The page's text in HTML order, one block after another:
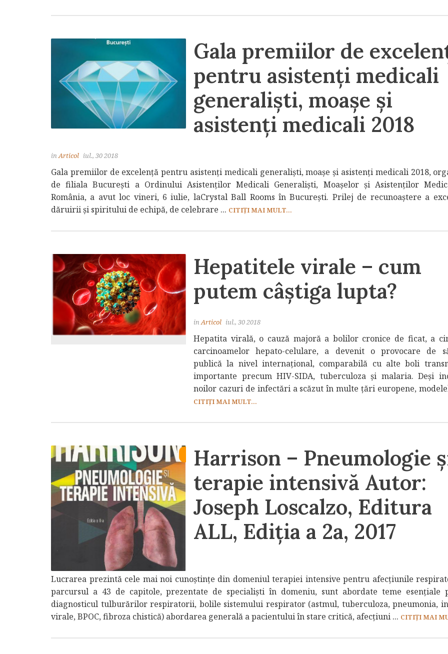
Gala premiilor de
pentru asistenți medicali
generaliști, moașe și
asistenți medicali 2018
inArticol iul., 30 2018
Gala premiilor de excelență pentru asistenți medicali generaliști, moașe și asistenți medicali 2018,
de filiala București a Ordinului Asistenților Medicali Generaliști, Moașelor și Asistenților
România, a avut loc vineri, 6 iulie, laCrystal Ball Rooms în București. Prilej de recunoaștere a
dăruirii și spiritului de echipă, de celebrare ... CITIȚI MAI MULT...
Hepatitele virale – cum
putem câştiga lupta?
inArticol iul., 30 2018
Hepatita virală, o cauză majoră a bolilor cronice de ficat, a
carcinoamelor hepato-celulare, a devenit o provocare de
publică la nivel internaţional, comparabilă cu alte boli
importante precum HIV-SIDA, tuberculoza şi malaria. Deşi
noilor cazuri de infectări a scăzut în multe ţări europene,
CITIȚI MAI MULT...
Harrison – Pneumologie
terapie intensivă Autor:
Joseph Loscalzo, Editura
ALL, Ediţia a 2a, 2017
iul., 30 2018
Lucrarea prezintă cele mai noi cunoştinţe din domeniul terapiei intensive pentru afecţiunile
parcursul a 43 de capitole, prezentate de specialişti în domeniu, sunt abordate teme esenţiale
diagnosticul tulburărilor respiratorii, bolile sistemului respirator (astmul, tuberculoza, pneumonia,
virale, BPOC, fibroza chistică) abordarea generală a pacientului în stare critică, afecţiuni ... CITIȚI MAI